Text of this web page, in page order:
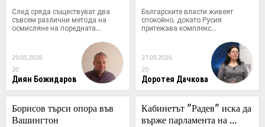
След сряда съществуват два
съвсем различни метода на
осмисляне на поредната...
29.05.2026
20
Диян Божидаров
Българските власти живеят
спокойно, докато Русия
притежава комплекс...
27.05.2026
20
Доротея Дачкова
Борисов търси опора във
Вашингтон
Кабинетът "Радев" иска да
върже парламента на